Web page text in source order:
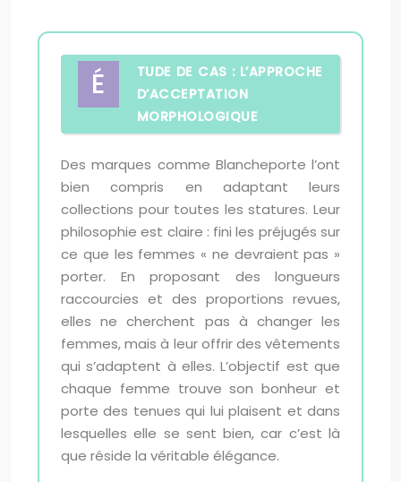
É
TUDE DE CAS : L’APPROCHE
D’ACCEPTATION
MORPHOLOGIQUE
Des marques comme Blancheporte l’ont
bien compris en adaptant leurs
collections pour toutes les statures. Leur
philosophie est claire : fini les préjugés sur
ce que les femmes « ne devraient pas »
porter. En proposant des longueurs
raccourcies et des proportions revues,
elles ne cherchent pas à changer les
femmes, mais à leur offrir des vêtements
qui s’adaptent à elles. L’objectif est que
chaque femme trouve son bonheur et
porte des tenues qui lui plaisent et dans
lesquelles elle se sent bien, car c’est là
que réside la véritable élégance.